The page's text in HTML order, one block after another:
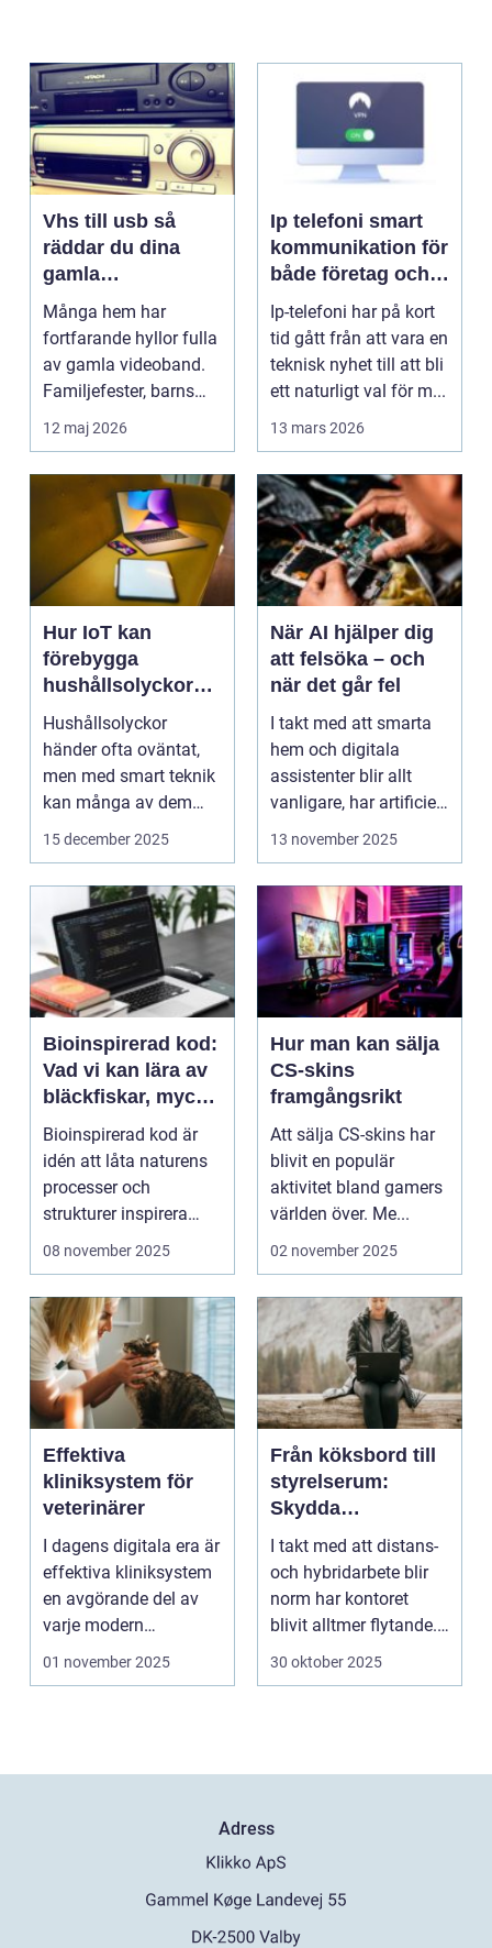
Vhs till usb så
räddar du dina
gamla
videominnen
Många hem har
fortfarande hyllor fulla
av gamla videoband.
Familjefester, barns
första steg, resor o...
12 maj 2026
Ip telefoni smart
kommunikation för
både företag och
privatpersoner
Ip-telefoni har på kort
tid gått från att vara en
teknisk nyhet till att bli
ett naturligt val för m...
13 mars 2026
Hur IoT kan
förebygga
hushållsolyckor
innan de inträffar
Hushållsolyckor
händer ofta oväntat,
men med smart teknik
kan många av dem
f&o...
15 december 2025
När AI hjälper dig
att felsöka – och
när det går fel
I takt med att smarta
hem och digitala
assistenter blir allt
vanligare, har artificiell
intelligens ...
13 november 2025
Bioinspirerad kod:
Vad vi kan lära av
bläckfiskar, mycel
och mossa när vi
bygger nya system
Bioinspirerad kod är
idén att låta naturens
processer och
strukturer inspirera
08 november 2025
Hur man kan sälja
CS-skins
framgångsrikt
Att sälja CS-skins har
blivit en populär
aktivitet bland gamers
världen över. Me...
02 november 2025
Effektiva
kliniksystem för
veterinärer
I dagens digitala era är
effektiva kliniksystem
en avgörande del av
varje modern
veterin&a...
01 november 2025
Från köksbord till
styrelserum:
Skydda
företagsdata när
kontoret är överallt
I takt med att distans-
och hybridarbete blir
norm har kontoret
blivit alltmer flytande.
Företa...
30 oktober 2025
Adress